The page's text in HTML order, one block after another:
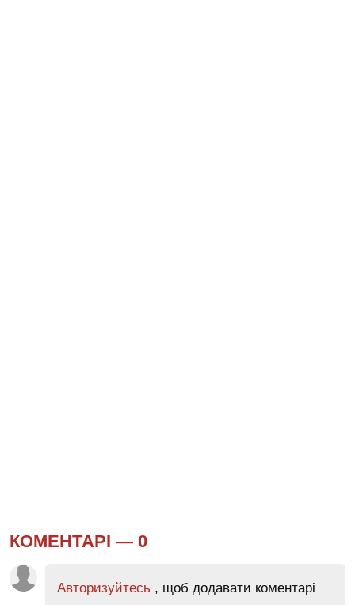
КОМЕНТАРІ — 0
Авторизуйтесь , щоб додавати коментарі